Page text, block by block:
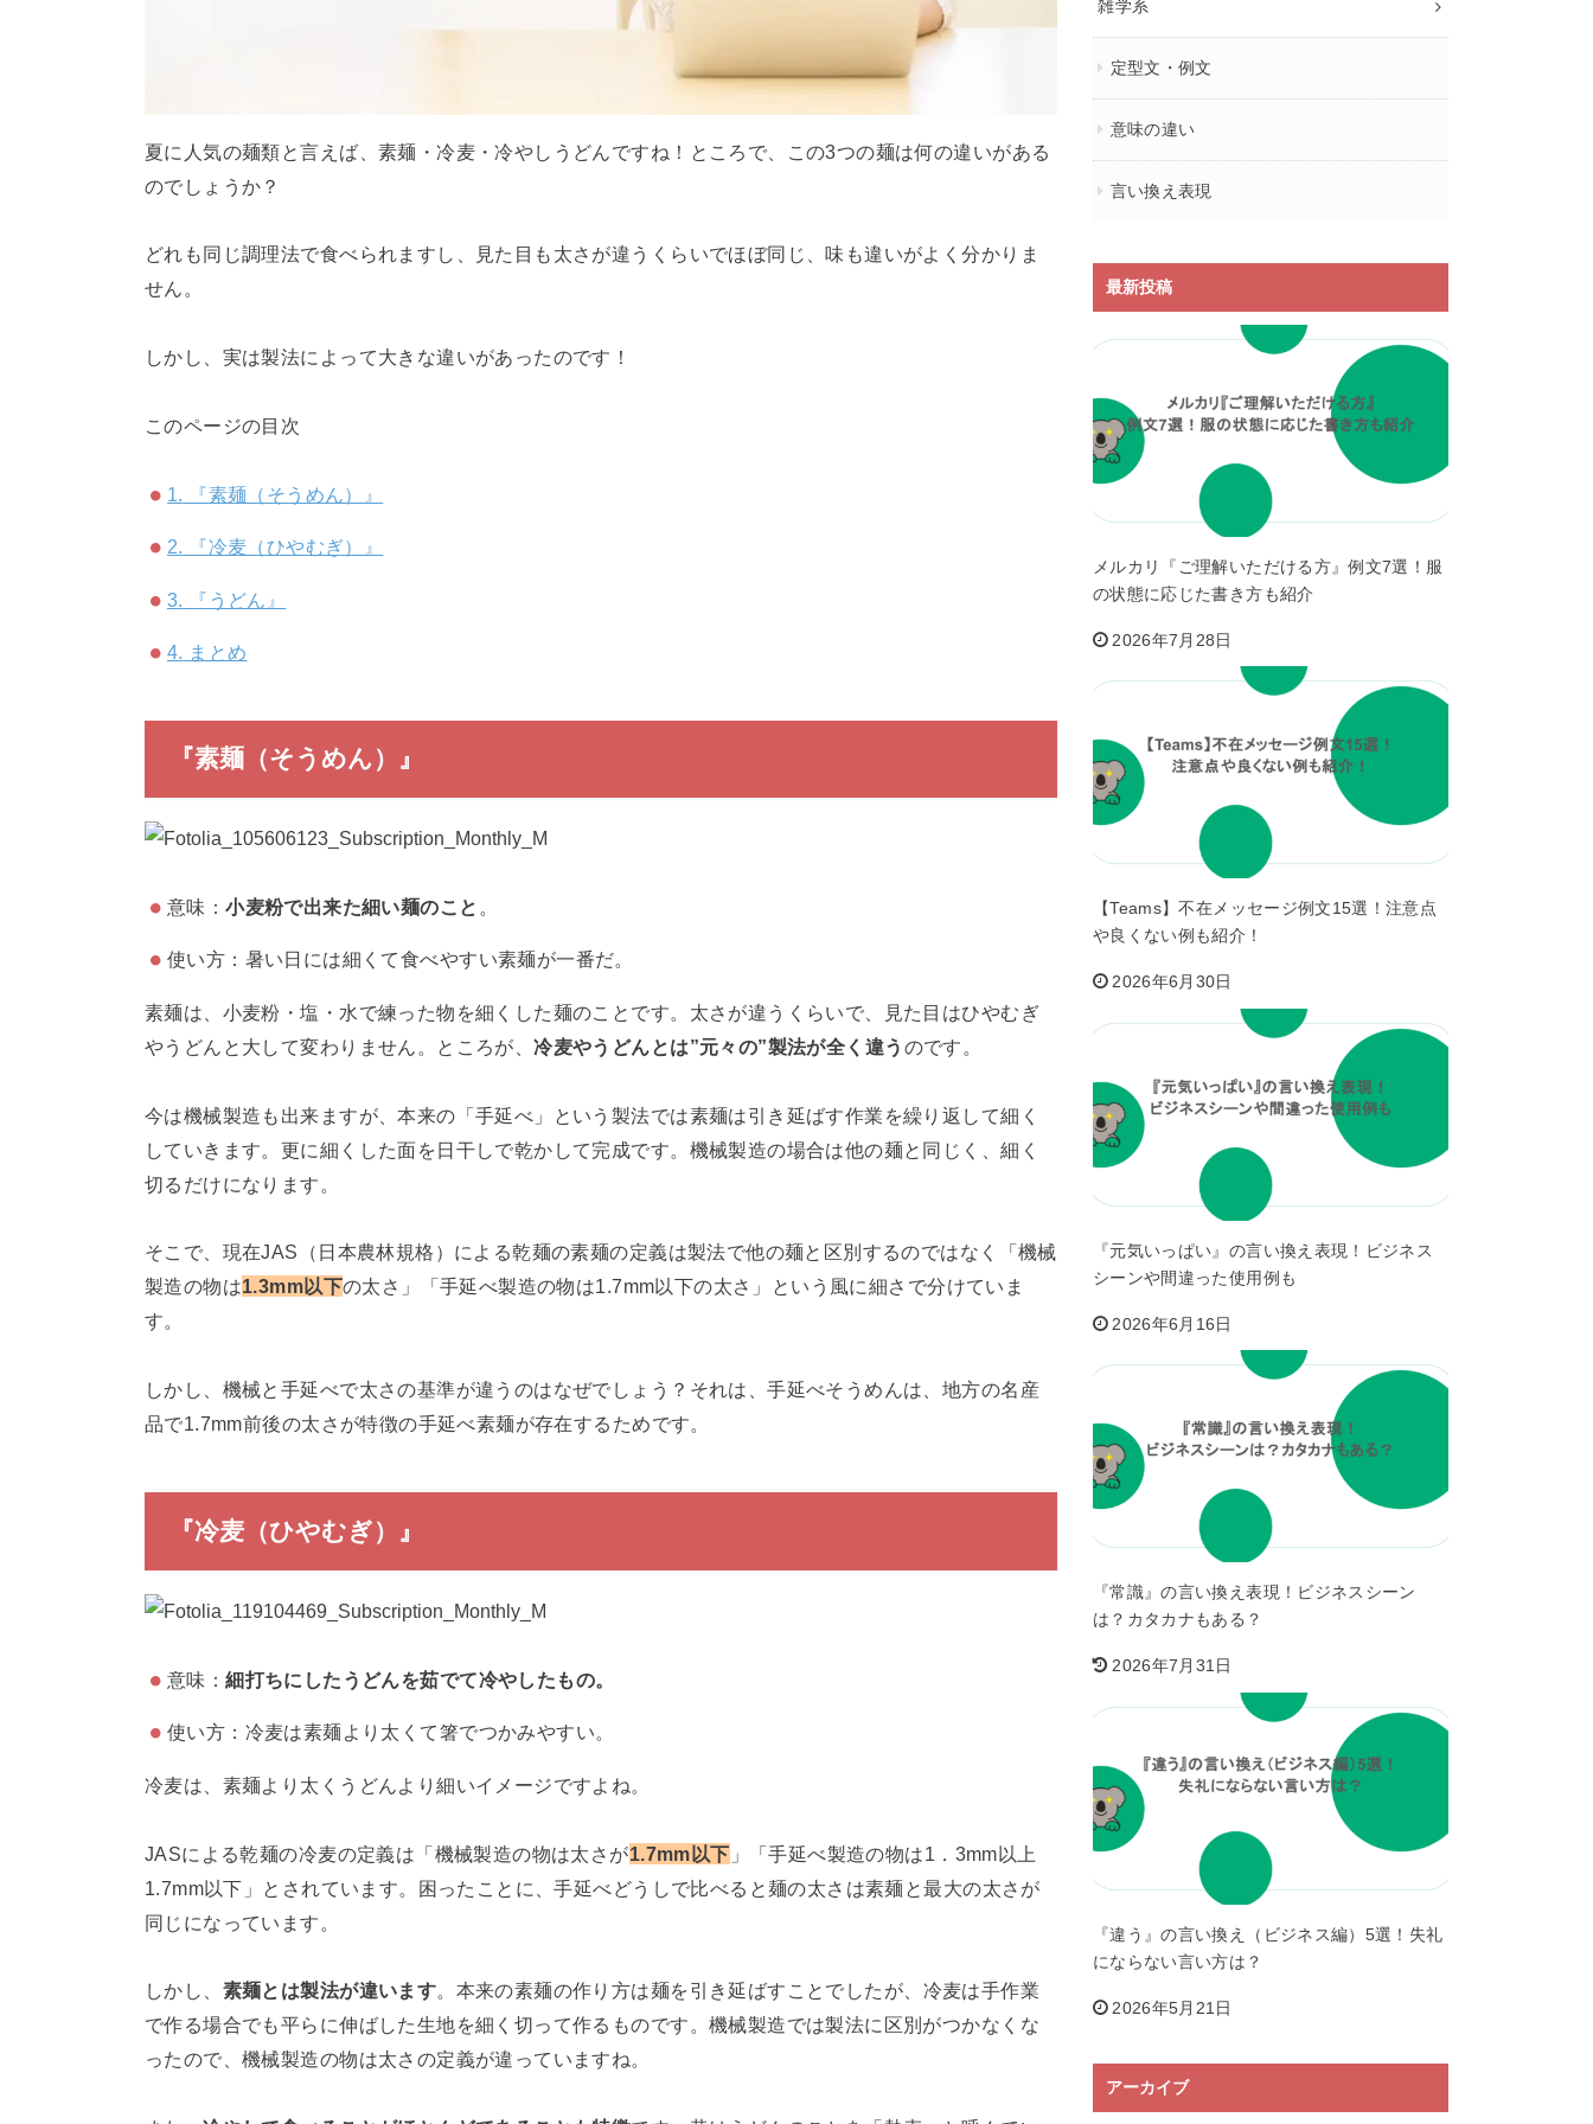
夏に人気の麺類と言えば、素麺・冷麦・冷やしうどんですね！ところで、この3つの麺は何の違いがある
のでしょうか？
どれも同じ調理法で食べられますし、見た目も太さが違うくらいでほぼ同じ、味も違いがよく分かりま
せん。
しかし、実は製法によって大きな違いがあったのです！
このページの目次
1. 『素麺（そうめん）』
2. 『冷麦（ひやむぎ）』
3. 『うどん』
4. まとめ
『素麺（そうめん）』
意味：小麦粉で出来た細い麺のこと 。
使い方：暑い日には細くて食べやすい素麺が一番だ。
素麺は、小麦粉・塩・水で練った物を細くした麺のことです。太さが違うくらいで、見た目はひやむぎ
やうどんと大して変わりません。ところが、冷麦やうどんとは”元々の”製法が全く違う のです。
今は機械製造も出来ますが、本来の「手延べ」という製法では素麺は引き延ばす作業を繰り返して細く
していきます。更に細くした面を日干しで乾かして完成です。機械製造の場合は他の麺と同じく、細く
切るだけになります。
そこで、現在JAS（日本農林規格）による乾麺の素麺の定義は製法で他の麺と区別するのではなく「機械
製造の物は1.3mm以下の太さ」「手延べ製造の物は1.7mm以下の太さ」という風に細さで分けていま
す。
しかし、機械と手延べで太さの基準が違うのはなぜでしょう？それは、手延べそうめんは、地方の名産
品で1.7mm前後の太さが特徴の手延べ素麺が存在するためです。
『冷麦（ひやむぎ）』
意味：細打ちにしたうどんを茹でて冷やしたもの。
使い方：冷麦は素麺より太くて箸でつかみやすい。
冷麦は、素麺より太くうどんより細いイメージですよね。
JASによる乾麺の冷麦の定義は「機械製造の物は太さが1.7mm以下 」「手延べ製造の物は1．3mm以上
1.7mm以下」とされています。困ったことに、手延べどうしで比べると麺の太さは素麺と最大の太さが
同じになっています。
しかし、 素麺とは製法が違います。本来の素麺の作り方は麺を引き延ばすことでしたが、冷麦は手作業
で作る場合でも平らに伸ばした生地を細く切って作るものです。機械製造では製法に区別がつかなくな
ったので、機械製造の物は太さの定義が違っていますね。
雑学系
定型文・例文
意味の違い
言い換え表現
最新投稿
メルカリ『ご理解いただける方』例文7選！服
の状態に応じた書き方も紹介
2026年7月28日
【Teams】不在メッセージ例文15選！注意点
や良くない例も紹介！
2026年6月30日
『元気いっぱい』の言い換え表現！ビジネス
シーンや間違った使用例も
2026年6月16日
『常識』の言い換え表現！ビジネスシーン
は？カタカナもある？
2026年7月31日
『違う』の言い換え（ビジネス編）5選！失礼
にならない言い方は？
2026年5月21日
アーカイブ